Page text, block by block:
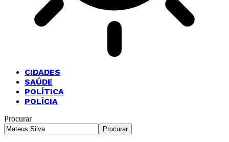
CIDADES
SAÚDE
POLÍTICA
POLÍCIA
Procurar